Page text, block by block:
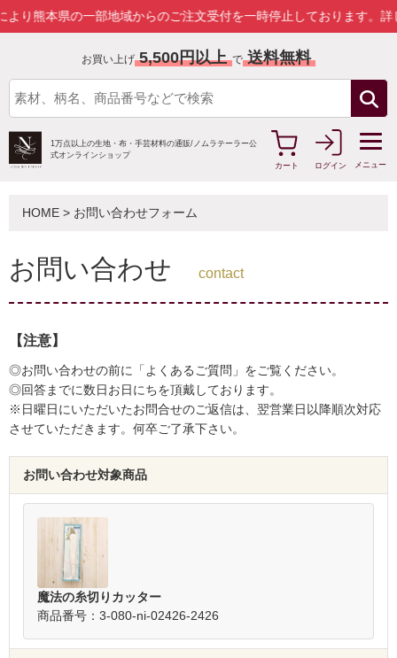
の一部地域からのご注文受付を一時停止しております。詳しくはこ
お買い上げ 5,500円以上 で 送料無料
1万点以上の生地・布・手芸材料の通販/ ノムラテーラー公
式オンラインショップ
カート
ログイン メニュー
HOME > お問い合わせフォーム
お問い合わせ contact
【注意】
◎お問い合わせの前に「よくあるご質問」をご覧ください。
◎回答までに数日お日にちを頂戴しております。
※日曜日にいただいたお問合せのご返信は、翌営業日以降順次対応
させていただきます。何卒ご了承下さい。
お問い合わせ対象商品
魔法の糸切りカッター
商品番号：3-080-ni-02426-2426